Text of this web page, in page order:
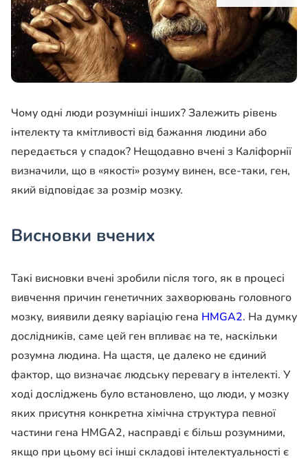
Чому одні люди розумніші інших? Залежить рівень
інтелекту та кмітливості від бажання людини або
передається у спадок? Нещодавно вчені з Каліфорнії
визначили, що в «якості» розуму винен, все-таки, ген,
який відповідає за розмір мозку.
Висновки вчених
Такі висновки вчені зробили після того, як в процесі
вивчення причин генетичних захворювань головного
мозку, виявили деяку варіацію гена HMGA2. На думку
дослідників, саме цей ген впливає на те, наскільки
розумна людина. На щастя, це далеко не єдиний
фактор, що визначає людську перевагу в інтелекті. У
ході досліджень було встановлено, що люди, у мозку
яких присутня конкретна хімічна структура певної
частини гена HMGA2, насправді є більш розумними,
якщо при цьому всі інші складові інтелектуальності є